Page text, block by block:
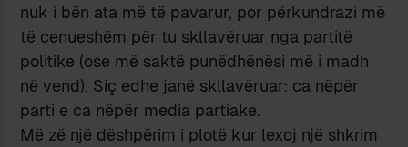
nuk i bën ata më të pavarur, por përkundrazi më
të cenueshëm për tu skllavëruar nga partitë
politike (ose më saktë punëdhënësi më i madh
në vend). Siç edhe janë skllavëruar: ca nëpër
parti e ca nëpër media partiake.
Më zë një dëshpërim i plotë kur lexoj një shkrim